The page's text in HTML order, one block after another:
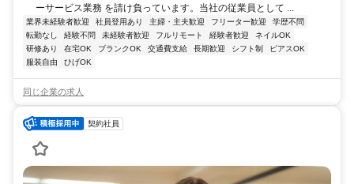
ーサービス業務 を請け負っています。当社の従業員として ...
業界未経験者歓迎 社員登用あり 主婦・主夫歓迎 フリーター歓迎
学歴不問
転勤なし
経験不問 未経験者歓迎 フルリモート 経験者歓迎
ネイルOK
研修あり
在宅OK ブランクOK 交通費支給 長期歓迎 シフト制
ピアスOK
服装自由
ひげOK
同じ企業の求人
契約社員